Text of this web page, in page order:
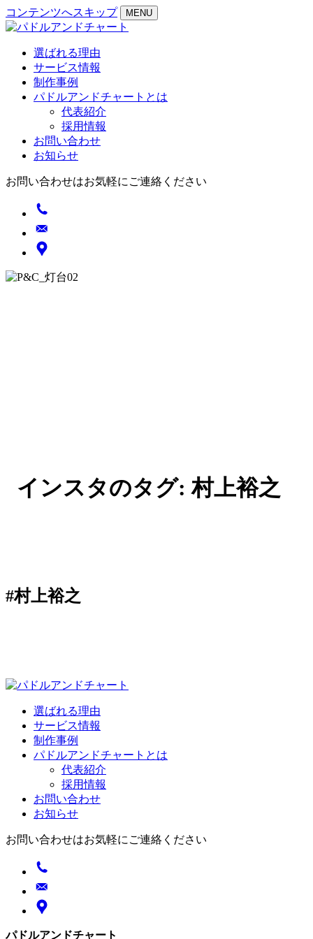
コンテンツへスキップ MENU
選ばれる理由
サービス情報
制作事例
パドルアンドチャートとは
代表紹介
採用情報
お問い合わせ
お知らせ
お問い合わせはお気軽にご連絡ください
インスタのタグ:村上裕之
#村上裕之
選ばれる理由
サービス情報
制作事例
パドルアンドチャートとは
代表紹介
採用情報
お問い合わせ
お知らせ
お問い合わせはお気軽にご連絡ください
パドルアンドチャート